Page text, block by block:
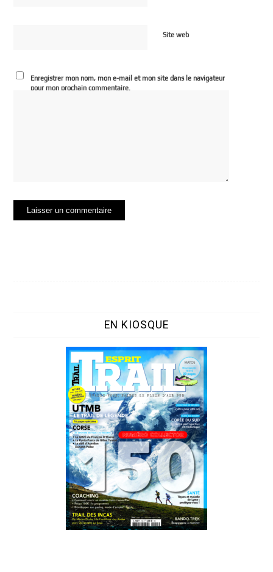
Site web
Enregistrer mon nom, mon e-mail et mon site dans le navigateur
pour mon prochain commentaire.
EN KIOSQUE